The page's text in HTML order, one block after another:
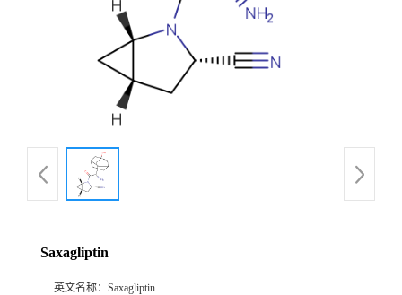
Saxagliptin
英文名称： Saxagliptin